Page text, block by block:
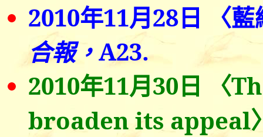
2010年11月28日 〈
合報，A23.
2010年11月30日 〈
broaden its appeal